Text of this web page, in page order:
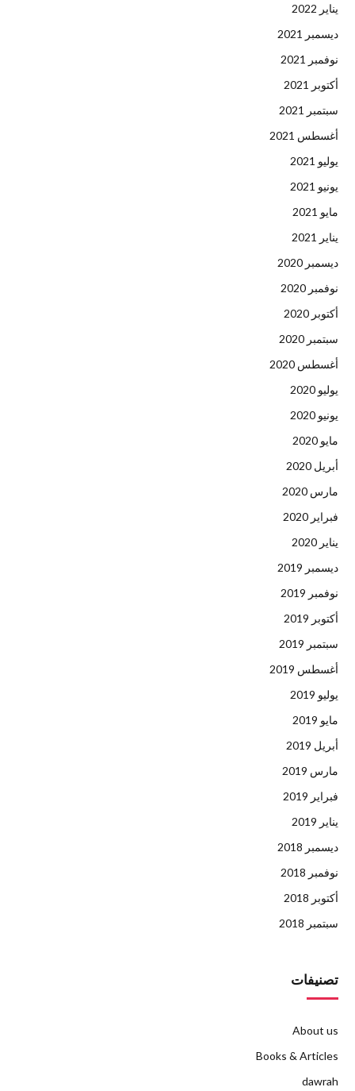
يناير 2022
ديسمبر 2021
نوفمبر 2021
أكتوبر 2021
سبتمبر 2021
أغسطس 2021
يوليو 2021
يونيو 2021
مايو 2021
يناير 2021
ديسمبر 2020
نوفمبر 2020
أكتوبر 2020
سبتمبر 2020
أغسطس 2020
يوليو 2020
يونيو 2020
مايو 2020
أبريل 2020
مارس 2020
فبراير 2020
يناير 2020
ديسمبر 2019
نوفمبر 2019
أكتوبر 2019
سبتمبر 2019
أغسطس 2019
يوليو 2019
مايو 2019
أبريل 2019
مارس 2019
فبراير 2019
يناير 2019
ديسمبر 2018
نوفمبر 2018
أكتوبر 2018
سبتمبر 2018
تصنيفات
About us
Books & Articles
dawrah